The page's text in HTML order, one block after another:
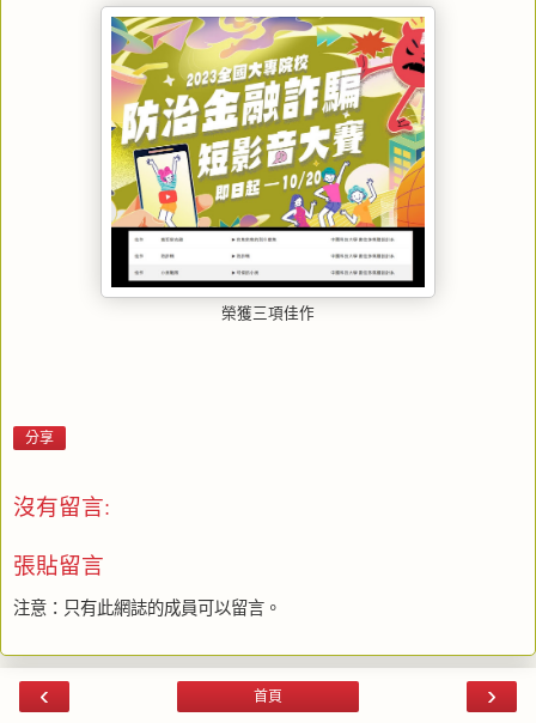
榮獲三項佳作
分享
沒有留言:
張貼留言
注意：只有此網誌的成員可以留言。
‹ ›
首頁